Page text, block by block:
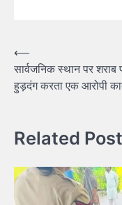
⟵
सार्वजनिक स्थान पर शराब
हुड़दंग करता एक आरोपी
Related